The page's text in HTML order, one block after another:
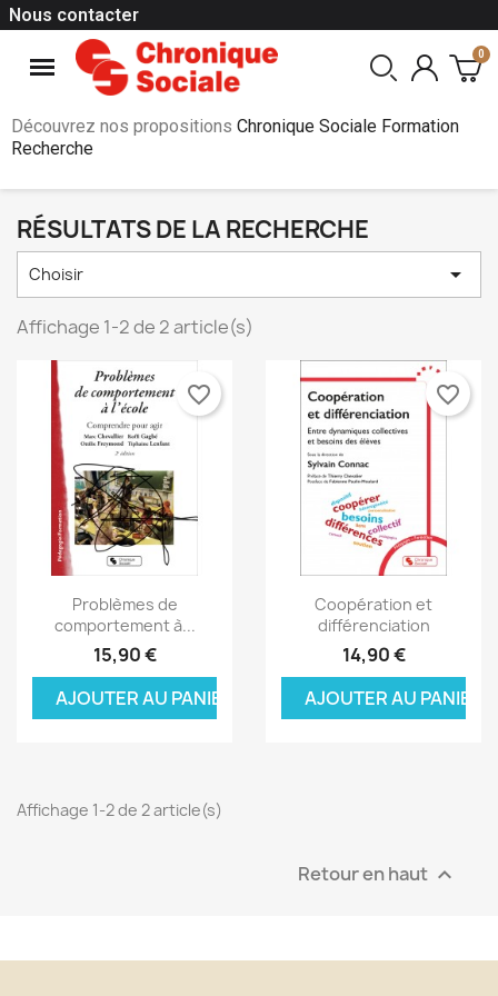
Nous contacter
Découvrez nos propositions Chronique Sociale Formation
Recherche
RÉSULTATS DE LA RECHERCHE
Choisir 
Affichage 1-2 de 2 article(s)
Aperçu rapide
Problèmes de
comportement à...
15,90 €
AJOUTER AU PANIER
favorite_border
Aperçu rapide
Coopération et
différenciation
14,90 €
AJOUTER AU PANIER
favorite_border
Affichage 1-2 de 2 article(s)
Retour en haut 